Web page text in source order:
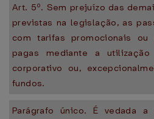
Art. 5º. Sem prejuízo das
previstas na legislação, as
com tarifas promocionais ou
pagas mediante a
corporativo ou,
fundos.
Parágrafo único. É vedada